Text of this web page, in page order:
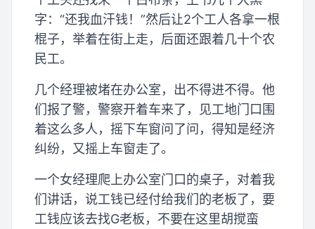
字：“还我血汗钱！”然后让2个工人各拿一根
棍子，举着在街上走，后面还跟着几十个农
民工。
几个经理被堵在办公室，出不得进不得。他
们报了警，警察开着车来了，见工地门口围
着这么多人，摇下车窗问了问，得知是经济
纠纷，又摇上车窗走了。
一个女经理爬上办公室门口的桌子，对着我
们讲话，说工钱已经付给我们的老板了，要
工钱应该去找G老板，不要在这里胡搅蛮